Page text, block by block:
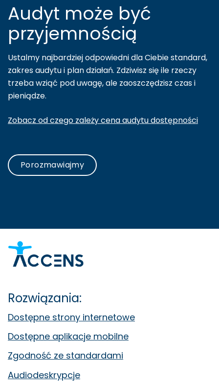
Audyt może być
przyjemnością
Ustalmy najbardziej odpowiedni dla Ciebie standard,
zakres audytu i plan działań. Zdziwisz się ile rzeczy
trzeba wziąć pod uwagę, ale zaoszczędzisz czas i
pieniądze.
Zobacz od czego zależy cena audytu dostępności
Porozmawiajmy
Rozwiązania:
Dostępne strony internetowe
Dostępne aplikacje mobilne
Zgodność ze standardami
Audiodeskrypcje